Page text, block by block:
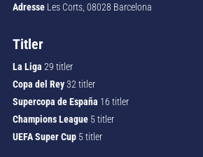
AdresseLes Corts, 08028 Barcelona
Titler
La Liga 29 titler
Copa del Rey32 titler
Supercopa de España 16 titler
Champions League5 titler
UEFA Super Cup5 titler